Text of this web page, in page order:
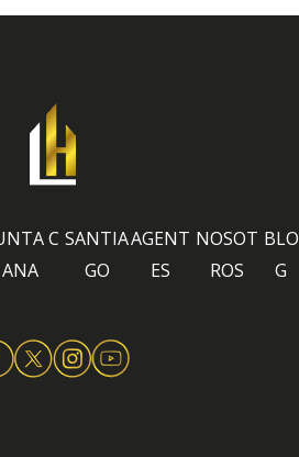
C
ANA
SANTIA
GO
AGENT
ES
NOSOT
ROS
BLO
G